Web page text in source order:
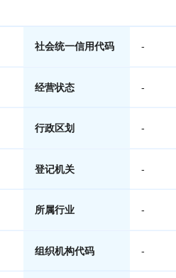
社会统一信用代码 -
经营状态 -
行政区划 -
登记机关 -
所属行业 -
组织机构代码 -